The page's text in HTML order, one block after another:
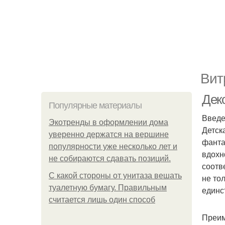
Популярные материалы
Экотренды в оформлении дома
уверенно держатся на вершине
популярности уже несколько лет и
не собираются сдавать позиций.
С какой стороны от унитаза вешать
туалетную бумагу. Правильным
считается лишь один способ
не